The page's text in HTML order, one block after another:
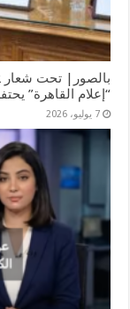
“إعلام القاهرة”
7 يوليو، 2026